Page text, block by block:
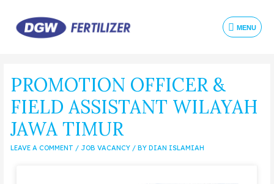
MENU
PROMOTION OFFICER &
FIELD ASSISTANT WILAYAH
JAWA TIMUR
LEAVE A COMMENT / JOB VACANCY/ BY DIAN ISLAMIAH